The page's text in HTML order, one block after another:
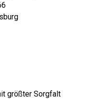
größter Sorgfalt